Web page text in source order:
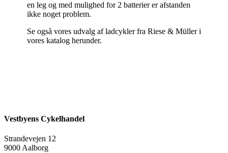
en leg og med mulighed for 2 batterier er afstanden
ikke noget problem.
Se også vores udvalg af ladcykler fra Riese & Müller i
vores katalog herunder.
Vestbyens Cykelhandel
Strandevejen 12
9000 Aalborg